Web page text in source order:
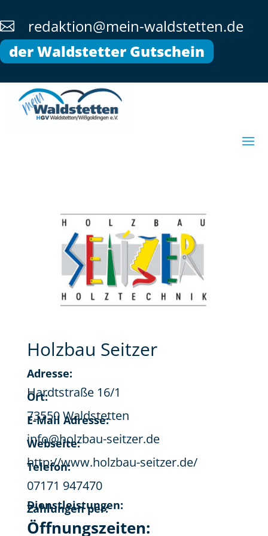

redaktion@mein-waldstetten.de
der Waldstetter Gutschein
Holzbau Seitzer
Adresse:
Hardtstraße 16/1
Ort:
73550 Waldstetten
E-Mail Adresse:
info@holzbau-seitzer.de
Webseite:
http://www.holzbau-seitzer.de/
Telefon:
07171 947470
Dienstleistungen:
Zahlungen per:
Öffnungszeiten: